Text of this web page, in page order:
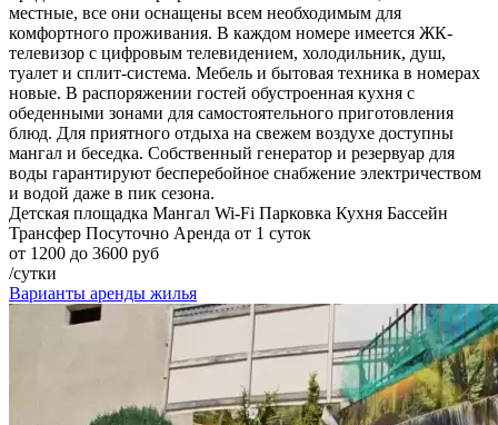
местные, все они оснащены всем необходимым для
комфортного проживания. В каждом номере имеется ЖК-
телевизор с цифровым телевидением, холодильник, душ,
туалет и сплит-система. Мебель и бытовая техника в номерах
новые. В распоряжении гостей обустроенная кухня с
обеденными зонами для самостоятельного приготовления
блюд. Для приятного отдыха на свежем воздухе доступны
мангал и беседка. Собственный генератор и резервуар для
воды гарантируют бесперебойное снабжение электричеством
и водой даже в пик сезона.
Детская площадка Мангал Wi-Fi Парковка Кухня Бассейн
Трансфер Посуточно Аренда от 1 суток
от 1200 до 3600 руб
/сутки
Варианты аренды жилья